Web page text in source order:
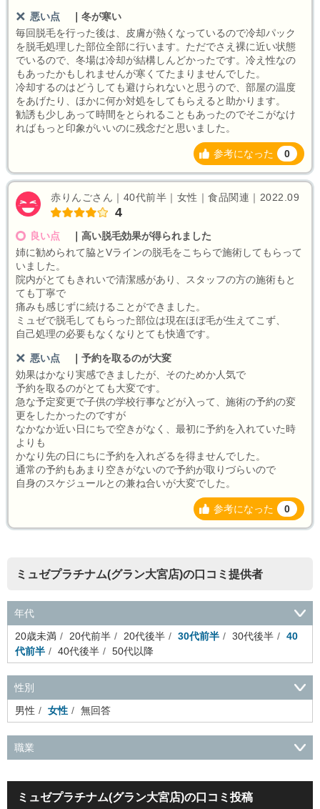
悪い点
冬が寒い
毎回脱毛を行った後は、皮膚が熱くなっているので冷却パック
を脱毛処理した部位全部に行います。ただでさえ裸に近い状態
でいるので、冬場は冷却が結構しんどかったです。冷え性なの
もあったかもしれませんが寒くてたまりませんでした。
冷却するのはどうしても避けられないと思うので、部屋の温度
をあげたり、ほかに何か対処をしてもらえると助かります。
勧誘も少しあって時間をとられることもあったのでそこがなけ
ればもっと印象がいいのに残念だと思いました。
参考になった 0
赤りんごさん｜40代前半｜女性｜食品関連｜2022.09
4
良い点
高い脱毛効果が得られました
姉に勧められて脇とVラインの脱毛をこちらで施術してもらって
いました。
院内がとてもきれいで清潔感があり、スタッフの方の施術もと
ても丁寧で
痛みも感じずに続けることができました。
ミュゼで脱毛してもらった部位は現在ほぼ毛が生えてこず、
自己処理の必要もなくなりとても快適です。
悪い点
予約を取るのが大変
効果はかなり実感できましたが、そのためか人気で
予約を取るのがとても大変です。
急な予定変更で子供の学校行事などが入って、施術の予約の変
更をしたかったのですが
なかなか近い日にちで空きがなく、最初に予約を入れていた時
よりも
かなり先の日にちに予約を入れざるを得ませんでした。
通常の予約もあまり空きがないので予約が取りづらいので
自身のスケジュールとの兼ね合いが大変でした。
参考になった 0
ミュゼプラチナム(グラン大宮店)の口コミ提供者
年代
20歳未満
20代前半 20代後半 30代前半 30代後半
40
代前半
40代後半 50代以降
性別
男性
女性 無回答
職業
品
アミューズメント・エンターテイメント・ゲーム関連
ミュゼプラチナム(グラン大宮店)の口コミ投稿